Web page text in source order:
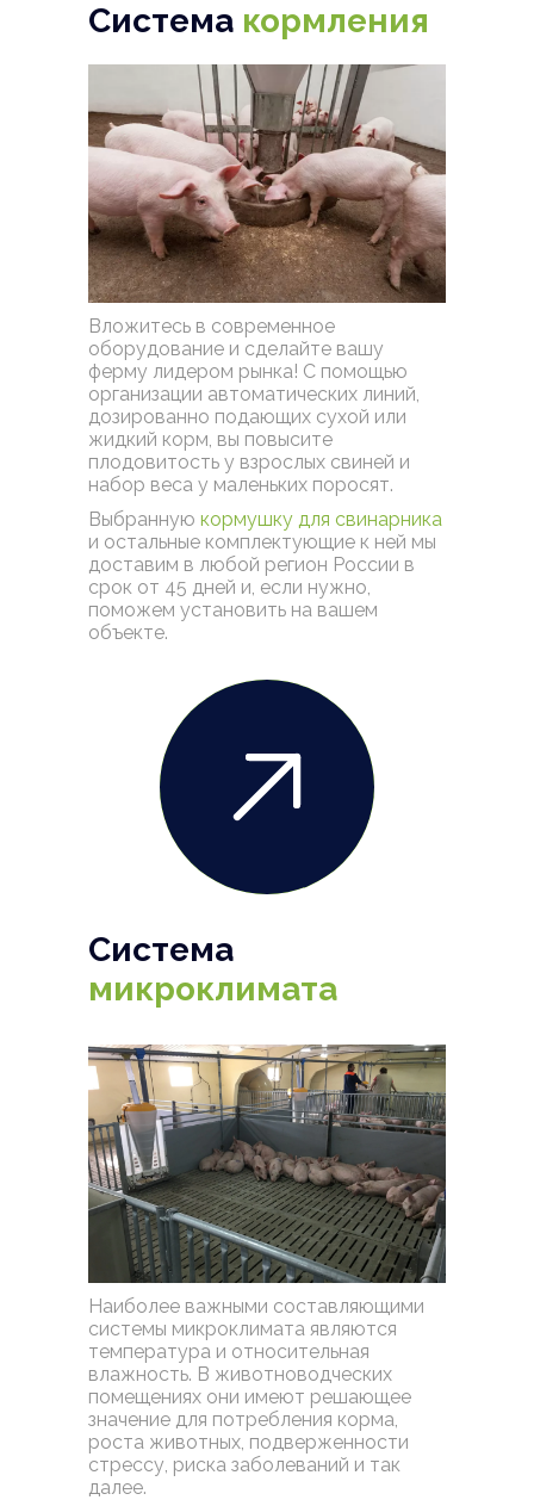
Вложитесь в современное
оборудование и сделайте вашу
ферму лидером рынка! С помощью
организации автоматических линий,
дозированно подающих сухой или
жидкий корм, вы повысите
плодовитость у взрослых свиней и
набор веса у маленьких поросят.
Наиболее важными составляющими
системы микроклимата являются
температура и относительная
влажность. В животноводческих
помещениях они имеют решающее
значение для потребления корма,
роста животных, подверженности
стрессу, риска заболеваний и так
далее.
Выбранную кормушку для свинарника
и остальные комплектующие к ней мы
доставим в любой регион России в
срок от 45 дней и, если нужно,
поможем установить на вашем
объекте.
Система кормления
Система
микроклимата